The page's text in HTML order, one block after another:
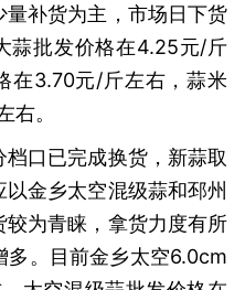
补货为主，市场日下货
蒜批发价格在4.25元/斤
在3.70元/斤左右，蒜米
右。
档口已完成换货，新蒜取
金乡太空混级蒜和邳州
为青睐，拿货力度有所
多。目前金乡太空6.0cm